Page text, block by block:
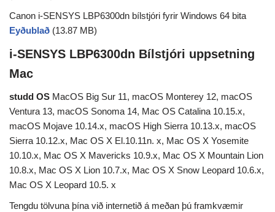
Canon i-SENSYS LBP6300dn bílstjóri fyrir Windows 64 bita
Eyðublað (13.87 MB)
i-SENSYS LBP6300dn Bílstjóri uppsetning
Mac
studd OS MacOS Big Sur 11, macOS Monterey 12, macOS
Ventura 13, macOS Sonoma 14, Mac OS Catalina 10.15.x,
macOS Mojave 10.14.x, macOS High Sierra 10.13.x, macOS
Sierra 10.12.x, Mac OS X El.10.11n. x, Mac OS X Yosemite
10.10.x, Mac OS X Mavericks 10.9.x, Mac OS X Mountain Lion
10.8.x, Mac OS X Lion 10.7.x, Mac OS X Snow Leopard 10.6.x,
Mac OS X Leopard 10.5. x
Tengdu tölvuna þína við internetið á meðan þú framkvæmir